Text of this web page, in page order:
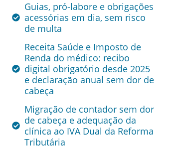
Guias, pró-labore e obrigações
acessórias em dia, sem risco
de multa
Receita Saúde e Imposto de
Renda do médico: recibo
digital obrigatório desde 2025
e declaração anual sem dor de
cabeça
Migração de contador sem dor
de cabeça e adequação da
clínica ao IVA Dual da Reforma
Tributária